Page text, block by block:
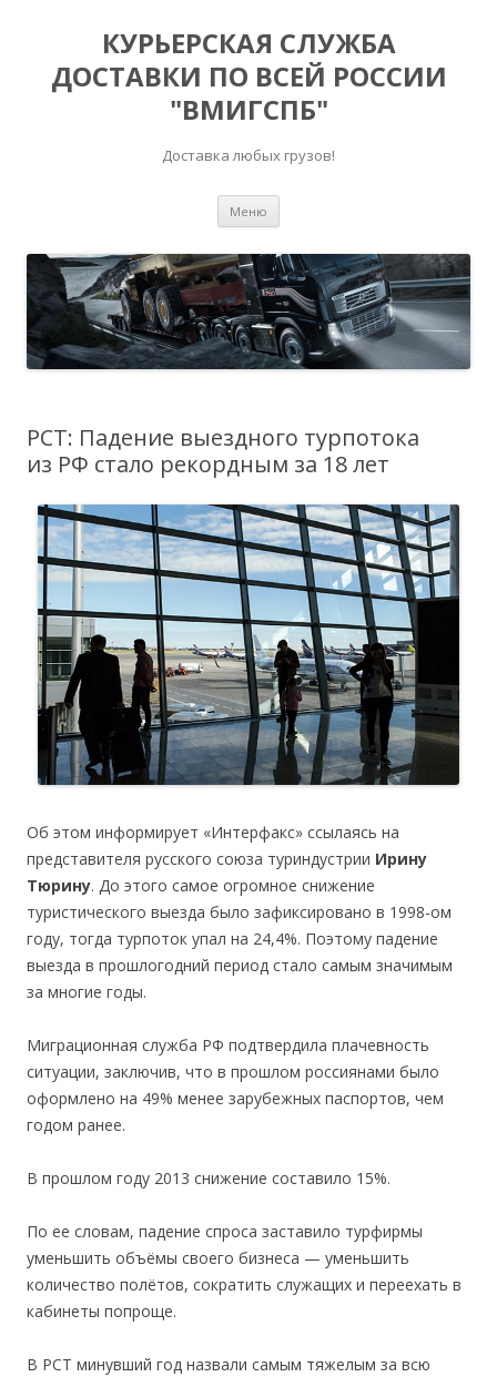
КУРЬЕРСКАЯ СЛУЖБА
ДОСТАВКИ ПО ВСЕЙ РОССИИ
"ВМИГСПБ"
Доставка любых грузов!
Меню
РСТ: Падение выездного турпотока
из РФ стало рекордным за 18 лет
Об этом информирует «Интерфакс» ссылаясь на
представителя русского союза туриндустрии Ирину
Тюрину. До этого самое огромное снижение
туристического выезда было зафиксировано в 1998-ом
году, тогда турпоток упал на 24,4%. Поэтому падение
выезда в прошлогодний период стало самым значимым
за многие годы.
Миграционная служба РФ подтвердила плачевность
ситуации, заключив, что в прошлом россиянами было
оформлено на 49% менее зарубежных паспортов, чем
годом ранее.
В прошлом году 2013 снижение составило 15%.
По ее словам, падение спроса заставило турфирмы
уменьшить объёмы своего бизнеса — уменьшить
количество полётов, сократить служащих и переехать в
кабинеты попроще.
В РСТ минувший год назвали самым тяжелым за всю